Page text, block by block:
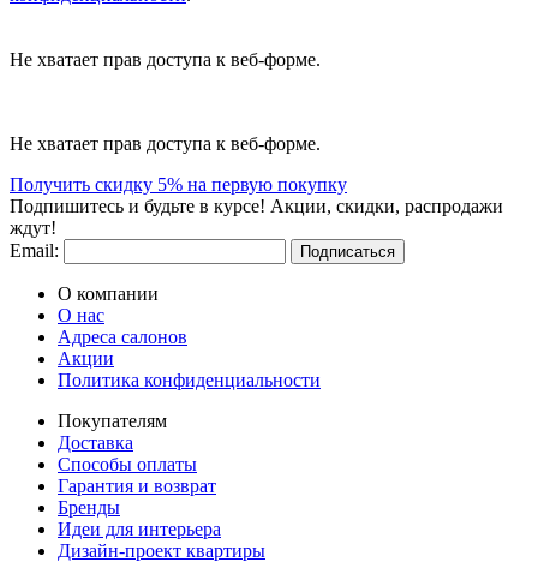
Не хватает прав доступа к веб-форме.
Не хватает прав доступа к веб-форме.
Получить скидку 5% на первую покупку
Подпишитесь и будьте в курсе! Акции, скидки, распродажи
ждут!
Email:
Подписаться
О компании
О нас
Адреса салонов
Акции
Политика конфиденциальности
Покупателям
Доставка
Способы оплаты
Гарантия и возврат
Бренды
Идеи для интерьера
Дизайн-проект квартиры